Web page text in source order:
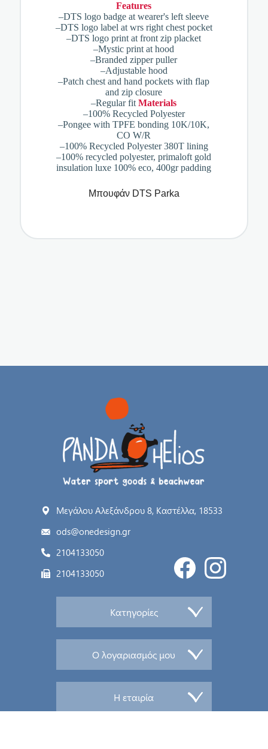
Features
–DTS logo badge at wearer's left sleeve
–DTS logo label at wrs right chest pocket
–DTS logo print at front zip placket
–Mystic print at hood
–Branded zipper puller
–Adjustable hood
–Patch chest and hand pockets with flap
and zip closure
–Regular fitMaterials
–100% Recycled Polyester
–Pongee with TPFE bonding 10K/10K,
CO W/R
–100% Recycled Polyester 380T lining
–100% recycled polyester, primaloft gold
insulation luxe 100% eco, 400gr padding
Μπουφάν DTS Parka
Μεγάλου Αλεξάνδρου 8, Καστέλλα, 18533
ods@onedesign.gr
2104133050
2104133050
Κατηγορίες
Ο λογαριασμός μου
Η εταιρία